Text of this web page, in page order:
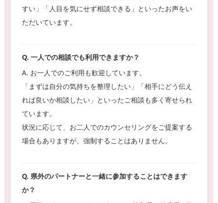
すい」「人目を気にせず相談できる」といったお声をい
ただいています。
Q. 一人での相談でも利用できますか？
A. お一人でのご利用も歓迎しています。
「まずは自分の気持ちを整理したい」「相手にどう伝え
れば良いか相談したい」といったご相談も多く寄せられ
ています。
状況に応じて、お二人でのカウンセリングをご提案する
場合もありますが、強制することはありません。
Q. 県外のパートナーと一緒に参加することはできます
か？